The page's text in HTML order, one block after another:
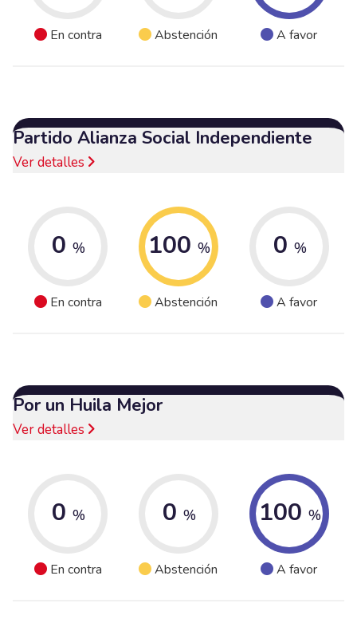
En contra Abstención A favor
Partido Alianza Social Independiente
Ver detalles
0 %
En contra
100 %
Abstención
0 %
A favor
Por un Huila Mejor
Ver detalles
0 %
En contra
0 %
Abstención
100 %
A favor